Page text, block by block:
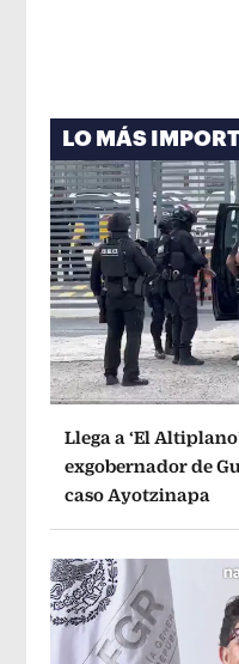
LO MÁS
Llega a ‘El
exgobernador de
caso Ayotzinapa